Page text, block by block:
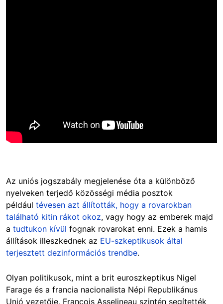
Az uniós jogszabály megjelenése óta a különböző
nyelveken terjedő közösségi média posztok
például tévesen azt állították, hogy a rovarokban
található kitin rákot okoz, vagy hogy az emberek majd
a tudtukon kívül fognak rovarokat enni. Ezek a hamis
állítások illeszkednek az EU-szkeptikusok által
terjesztett dezinformációs trendbe.
Olyan politikusok, mint a brit euroszkeptikus Nigel
Farage és a francia nacionalista Népi Republikánus
Unió vezetője, Francois Asselineau szintén segítették